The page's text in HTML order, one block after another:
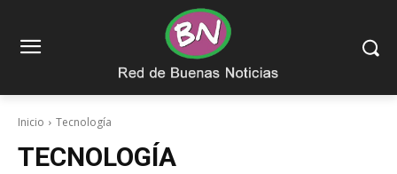
Inicio Tecnología
TECNOLOGÍA